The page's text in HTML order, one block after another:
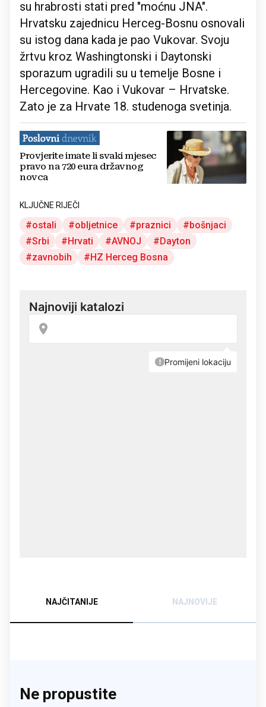
su hrabrosti stati pred "moćnu JNA".
Hrvatsku zajednicu Herceg-Bosnu osnovali
su istog dana kada je pao Vukovar. Svoju
žrtvu kroz Washingtonski i Daytonski
sporazum ugradili su u temelje Bosne i
Hercegovine. Kao i Vukovar – Hrvatske.
Zato je za Hrvate 18. studenoga svetinja.
Provjerite imate li svaki mjesec
pravo na 720 eura državnog
novca
KLJUČNE RIJEČI
ostali obljetnice praznici
bošnjaci
Srbi
Hrvati AVNOJ
Dayton
zavnobih
HZ Herceg Bosna
NAJČITANIJE NAJNOVIJE
Ne propustite